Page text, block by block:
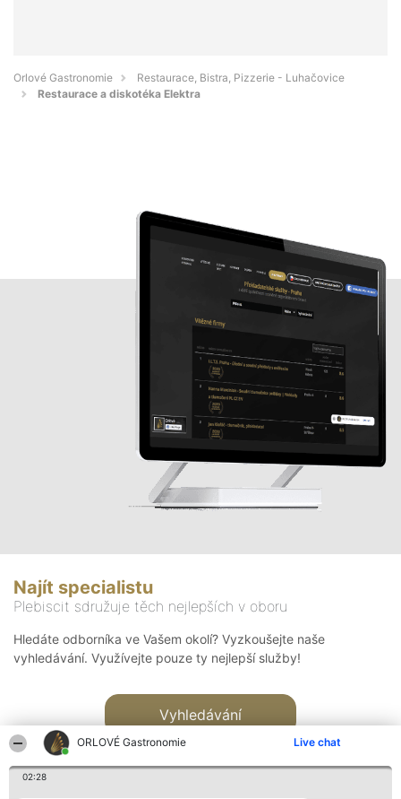
ORLOVÉ Gastronomie Live chat
02:28
Orlové Gastronomie
Restaurace, Bistra, Pizzerie - Luhačovice
Restaurace a diskotéka Elektra
Najít specialistu
Plebiscit sdružuje těch nejlepších v oboru
Hledáte odborníka ve Vašem okolí? Vyzkoušejte naše
vyhledávání. Využívejte pouze ty nejlepší služby!
Vyhledávání